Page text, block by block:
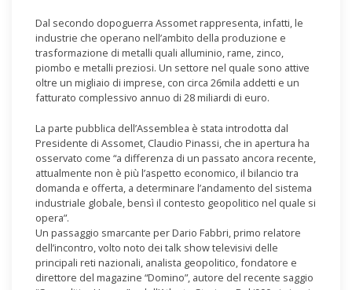
Dal secondo dopoguerra Assomet rappresenta, infatti, le
industrie che operano nell’ambito della produzione e
trasformazione di metalli quali alluminio, rame, zinco,
piombo e metalli preziosi. Un settore nel quale sono attive
oltre un migliaio di imprese, con circa 26mila addetti e un
fatturato complessivo annuo di 28 miliardi di euro.
La parte pubblica dell’Assemblea è stata introdotta dal
Presidente di Assomet, Claudio Pinassi, che in apertura ha
osservato come “a differenza di un passato ancora recente,
attualmente non è più l’aspetto economico, il bilancio tra
domanda e offerta, a determinare l’andamento del sistema
industriale globale, bensì il contesto geopolitico nel quale si
opera”.
Un passaggio smarcante per Dario Fabbri, primo relatore
dell’incontro, volto noto dei talk show televisivi delle
principali reti nazionali, analista geopolitico, fondatore e
direttore del magazine “Domino”, autore del recente saggio